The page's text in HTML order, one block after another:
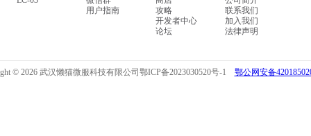
用户指南
攻略
开发者中心
论坛
联系我们
加入我们
法律声明
© 2026 武汉懒猫微服科技有限公司鄂ICP备2023030520号-1 鄂公网安备